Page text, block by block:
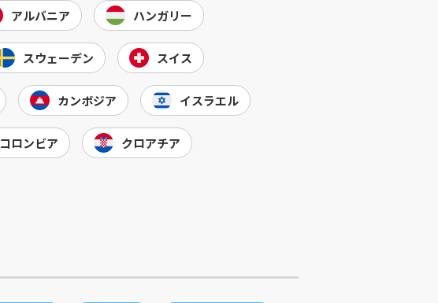
アルバニア ハンガリー
スウェーデン スイス
カンボジア イスラエル
コロンビア クロアチア